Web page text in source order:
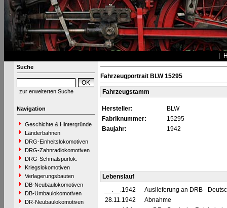
Suche
zur erweiterten Suche
Navigation
Geschichte & Hintergründe
Länderbahnen
DRG-Einheitslokomotiven
DRG-Zahnradlokomotiven
DRG-Schmalspurlok.
Kriegslokomotiven
Verlagerungsbauten
DB-Neubaulokomotiven
DB-Umbaulokomotiven
DR-Neubaulokomotiven
Fahrzeugportrait BLW 15295
Fahrzeugstamm
Hersteller:
BLW
Fabriknummer:
15295
Baujahr:
1942
Lebenslauf
__.__.1942
Auslieferung an DRB -
28.11.1942
Abnahme